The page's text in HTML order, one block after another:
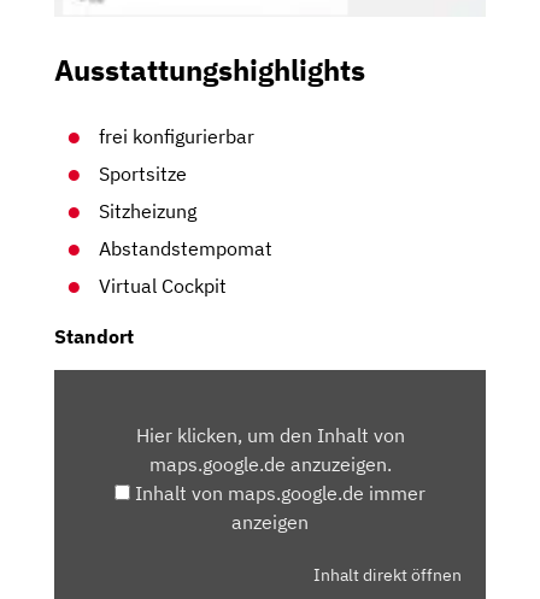
Ausstattungshighlights
frei konfigurierbar
Sportsitze
Sitzheizung
Abstandstempomat
Virtual Cockpit
Standort
MAPS.GOOGLE.DEHier klicken, um den Inhalt von
maps.google.de anzuzeigen.
Inhalt von maps.google.de immer
anzeigen
Inhalt direkt öffnen